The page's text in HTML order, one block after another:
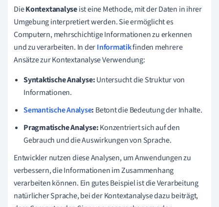
DieKontextanalyseist eine Methode, mit der Daten in ihrer
Umgebung interpretiert werden. Sie ermöglicht es
Computern, mehrschichtige Informationen zu erkennen
und zu verarbeiten. In derInformatikfinden mehrere
Ansätze zur Kontextanalyse Verwendung:
Syntaktische Analyse:Untersucht die Struktur von
Informationen.
Semantische Analyse: Betont die Bedeutung der Inhalte.
Pragmatische Analyse:Konzentriert sich auf den
Gebrauch und die Auswirkungen von Sprache.
Entwickler nutzen diese Analysen, um Anwendungen zu
verbessern, die Informationen im Zusammenhang
verarbeiten können. Ein gutes Beispiel ist die Verarbeitung
natürlicher Sprache, bei der Kontextanalyse dazu beiträgt,